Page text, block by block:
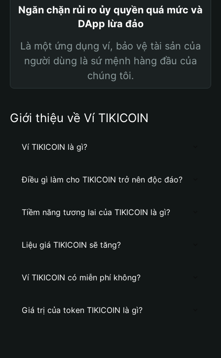
Ngăn chặn rủi ro ủy quyền quá mức và
DApp lừa đảo
Là một ứng dụng ví, bảo vệ tài sản của
người dùng là sứ mệnh hàng đầu của
chúng tôi.
Giới thiệu về Ví TIKICOIN
Ví TIKICOIN là gì?
Điều gì làm cho TIKICOIN trở nên độc đáo?
Tiềm năng tương lai của TIKICOIN là gì?
Liệu giá TIKICOIN sẽ tăng?
Ví TIKICOIN có miễn phí không?
Giá trị của token TIKICOIN là gì?